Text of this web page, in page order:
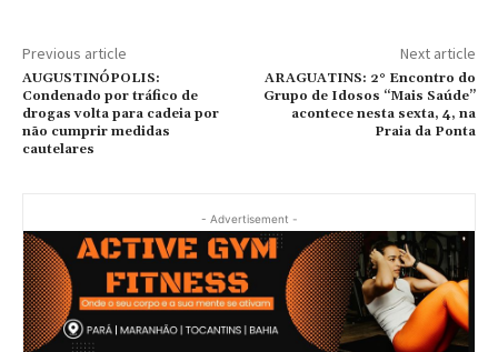
Previous article
AUGUSTINÓPOLIS:
Condenado por tráfico de
drogas volta para cadeia por
não cumprir medidas
cautelares
Next article
ARAGUATINS: 2° Encontro do
Grupo de Idosos “Mais Saúde”
acontece nesta sexta, 4, na
Praia da Ponta
- Advertisement -